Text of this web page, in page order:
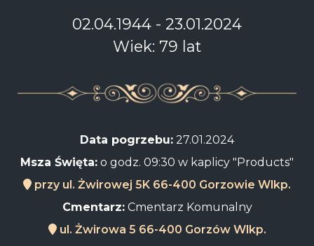
02.04.1944 - 23.01.2024
Wiek: 79 lat
Data pogrzebu: 27.01.2024
Msza Święta: o godz. 09:30 w kaplicy "Products"
przy ul. Żwirowej 5K 66-400 Gorzowie Wlkp.
Cmentarz:Cmentarz Komunalny
ul. Żwirowa 5 66-400 Gorzów Wlkp.